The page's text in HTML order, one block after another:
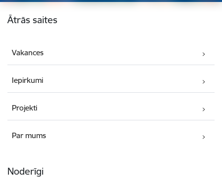
Kājene
Ātrās saites
Vakances
Iepirkumi
Projekti
Par mums
Noderīgi